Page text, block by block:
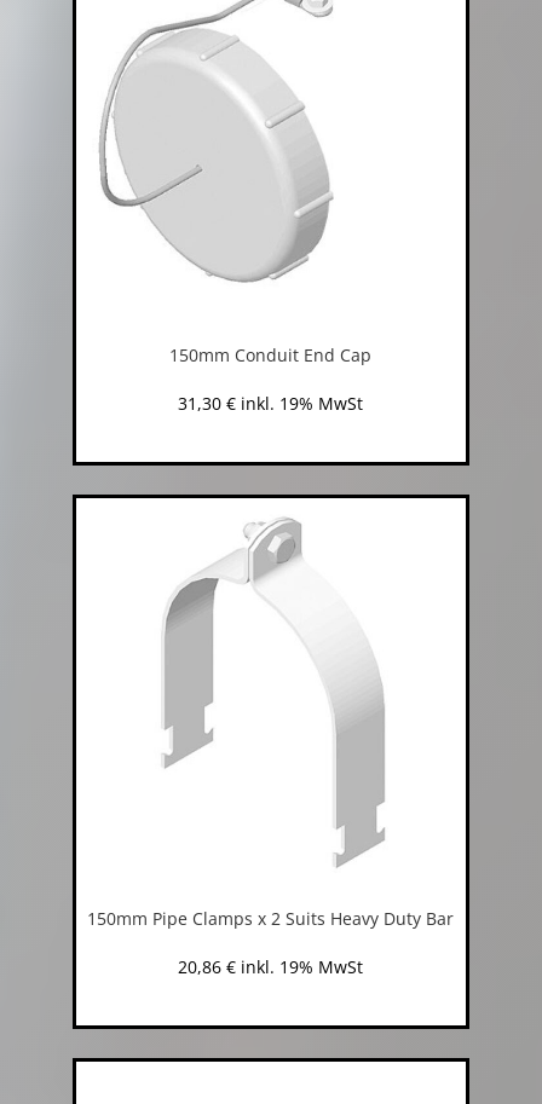
150mm Conduit End Cap
31,30€ inkl. 19% MwSt
150mm Pipe Clamps x 2 Suits Heavy Duty Bar
20,86€ inkl. 19% MwSt